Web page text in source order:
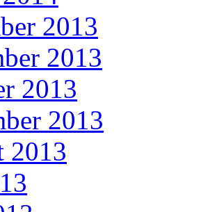
2013
2013
2013
2013
2013